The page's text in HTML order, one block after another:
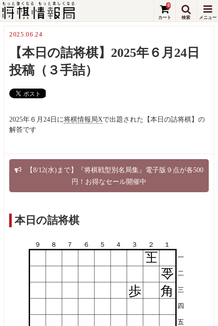
0
2025.06.24
【本日の詰将棋】2025年６月24日
投稿（３手詰）
2025年６月24日に将棋情報局Xで出題された【本日の詰将棋】の
解答です
【8/12(水)まで】『将棋戦型別名局集』電子版９点が各500
円！お得なセール開催中
本日の詰将棋
９
一
８
二
７
三
６
四
５
五
４ ３ ２ １
玉
金
歩
角